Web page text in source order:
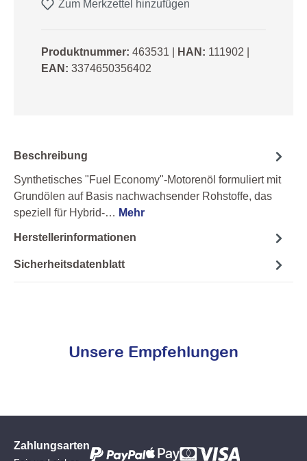
Zum Merkzettel hinzufügen
Produktnummer: 463531 HAN: 111902
EAN: 3374650356402
Beschreibung
Synthetisches "Fuel Economy"-Motorenöl formuliert mit
Grundölen auf Basis nachwachsender Rohstoffe, das
speziell für Hybrid-… Mehr
Herstellerinformationen
Sicherheitsdatenblatt
Unsere Empfehlungen
Zahlungsarten